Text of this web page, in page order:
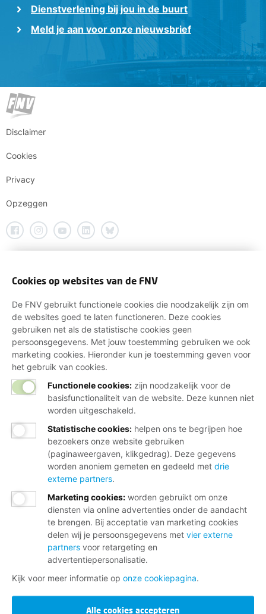
Dienstverlening bij jou in de buurt
Meld je aan voor onze nieuwsbrief
Disclaimer
Cookies
Privacy
Opzeggen
Cookies op websites van de FNV
De FNV gebruikt functionele cookies die noodzakelijk zijn om
de websites goed te laten functioneren. Deze cookies
gebruiken net als de statistische cookies geen
persoonsgegevens. Met jouw toestemming gebruiken we ook
marketing cookies. Hieronder kun je toestemming geven voor
het gebruik van cookies.
Functionele cookies: zijn noodzakelijk voor de
basisfunctionaliteit van de website. Deze kunnen niet
worden uitgeschakeld.
Statistische cookies: helpen ons te begrijpen hoe
bezoekers onze website gebruiken
(paginaweergaven, klikgedrag). Deze gegevens
worden anoniem gemeten en gedeeld met drie
externe partners.
Marketing cookies: worden gebruikt om onze
diensten via online advertenties onder de aandacht
te brengen. Bij acceptatie van marketing cookies
delen wij je persoonsgegevens met vier externe
partners voor retargeting en
advertentiepersonalisatie.
Kijk voor meer informatie op onze cookiepagina.
Alle cookies accepteren